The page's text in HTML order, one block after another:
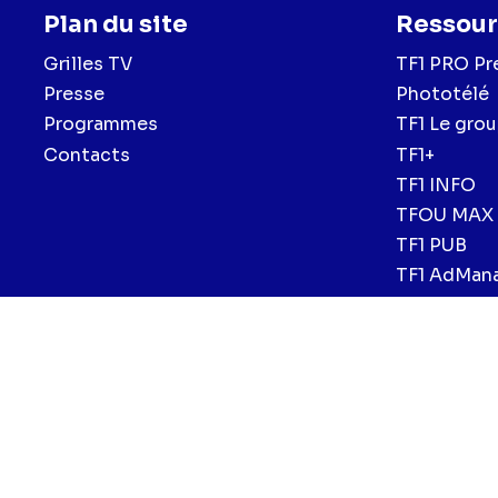
Plan du site
Grilles TV
Presse
Programmes
Contacts
TF1 PRO
Phototélé
TF1 Le
TF1+
TF1 INFO
TFOU MAX
TF1 PUB
TF1